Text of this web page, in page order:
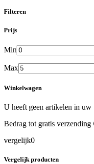
Filteren
Prijs
Min
Max
Winkelwagen
U heeft geen artikelen in
Bedrag tot gratis verzending
vergelijk0
Vergelijk producten